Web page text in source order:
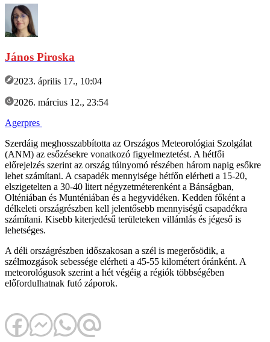
János Piroska
2023. április 17., 10:04
2026. március 12., 23:54
Agerpres
Szerdáig meghosszabbította az Országos Meteorológiai Szolgálat
(ANM) az esőzésekre vonatkozó figyelmeztetést. A hétfői
előrejelzés szerint az ország túlnyomó részében három napig esőkre
lehet számítani. A csapadék mennyisége hétfőn elérheti a 15-20,
elszigetelten a 30-40 litert négyzetméterenként a Bánságban,
Olténiában és Munténiában és a hegyvidéken. Kedden főként a
délkeleti országrészben kell jelentősebb mennyiségű csapadékra
számítani. Kisebb kiterjedésű területeken villámlás és jégeső is
lehetséges.
A déli országrészben időszakosan a szél is megerősödik, a
szélmozgások sebessége elérheti a 45-55 kilométert óránként. A
meteorológusok szerint a hét végéig a régiók többségében
előfordulhatnak futó záporok.